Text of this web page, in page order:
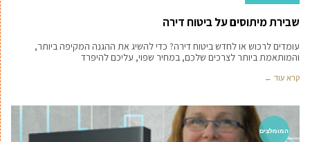
שבירת מיתוסים על ביטוח דירה
עומדים לרכוש או לחדש ביטוח דירה? כדי להשיג את ההגנה המקיפה ביותר,
והמותאמת ביותר לצרכים שלכם, במחיר שפוי, עליכם להיפרד
קרא עוד ←
המומלצים